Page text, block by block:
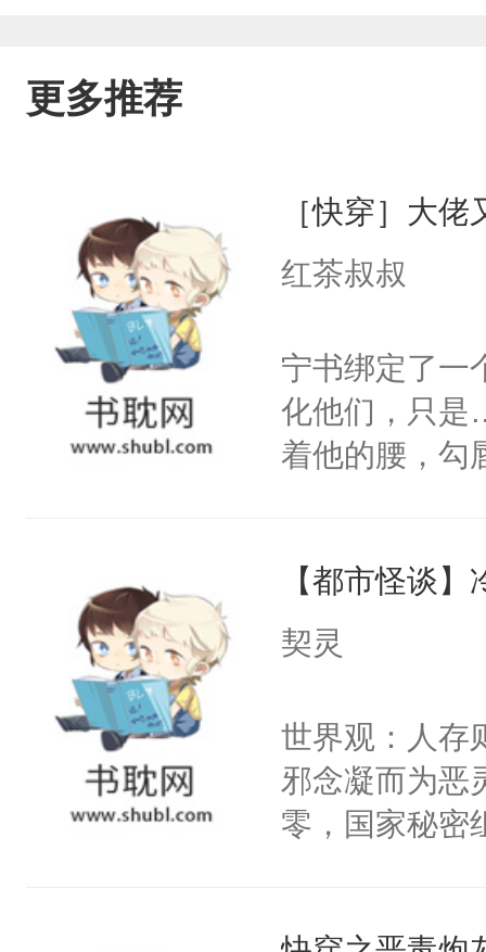
更多推荐
［快穿］大
红茶叔叔
宁书绑定了一
化他们，只是
着他的腰，勾
来，给老公
用力——为你
【都市怪谈
契灵
世界观：人存
邪念凝而为恶
零，国家秘密